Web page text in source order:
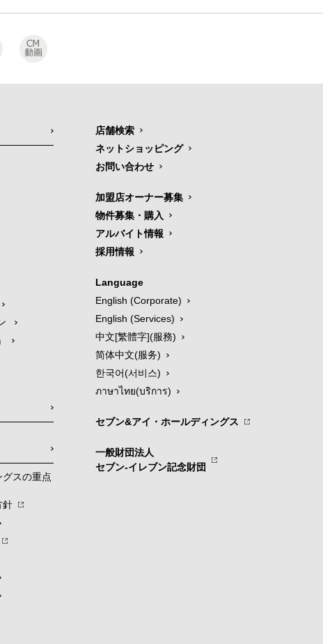
スの重点
針
店舗検索
ネットショッピング
お問い合わせ
加盟店オーナー募集
物件募集・購入
アルバイト情報
採用情報
Language
English (Corporate)
English (Services)
中文[繁體字](服務)
简体中文(服务)
한국어(서비스)
ภาษาไทย(บริการ)
セブン&アイ・ホールディングス
一般財団法人
セブン-イレブン記念財団